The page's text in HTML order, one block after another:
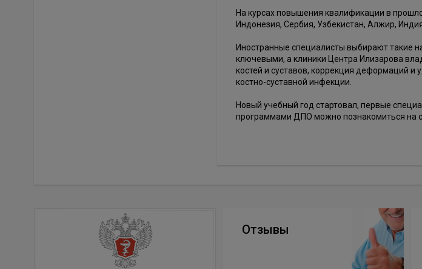
На курсах повышения квалификации в
Индонезия, Сербия, Узбекистан, Алжир,
Иностранные специалисты выбирают такие
ключевыми, а клиники Центра Илизарова
костей и суставов, коррекция деформаций и
костно-суставной инфекции.
Новый учебный год стартовал, первые
программами ДПО можно познакомиться на
Отзывы